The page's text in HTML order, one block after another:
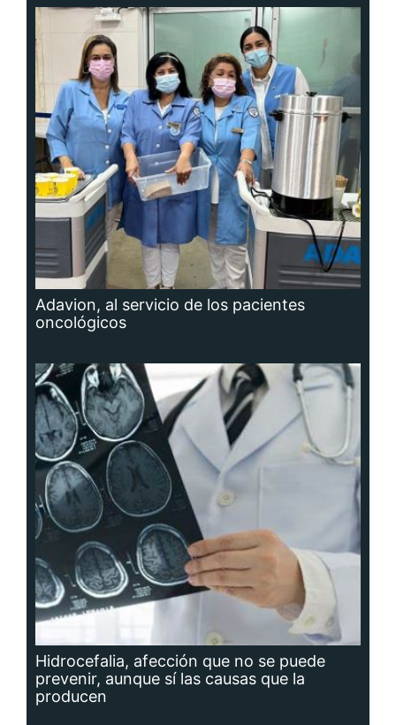
Adavion, al servicio de los pacientes
oncológicos
Hidrocefalia, afección que no se puede
prevenir, aunque sí las causas que la
producen